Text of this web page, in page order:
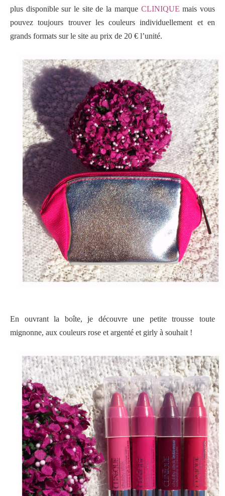
plus disponible sur le site de la marque CLINIQUE mais vous
pouvez toujours trouver les couleurs individuellement et en
grands formats sur le site au prix de 20 € l’unité.
En ouvrant la boîte, je découvre une petite trousse toute
mignonne, aux couleurs rose et argenté et girly à souhait !